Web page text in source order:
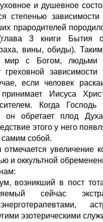
и душевное
степенью зависимости
прародителей
3 книги Бытия
вины, обиды).
мир с Богом, людьми
зависимости
если человек
Иисуса
Когда Господь
он обретает плод
этого у него
собой.
увеличение
и оккультной
возникший в пост
сейчас
эзотерическими